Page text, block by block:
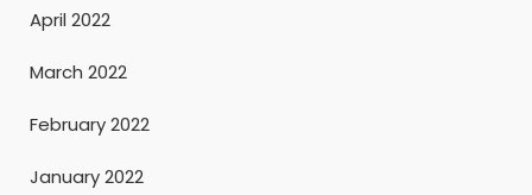
April 2022
March 2022
February 2022
January 2022